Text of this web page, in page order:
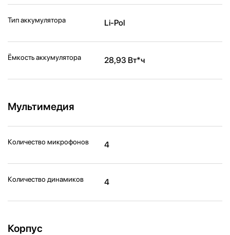
Тип аккумулятора Li-Pol
Ёмкость аккумулятора 28,93 Вт*ч
Мультимедия
Количество микрофонов 4
Количество динамиков 4
Корпус